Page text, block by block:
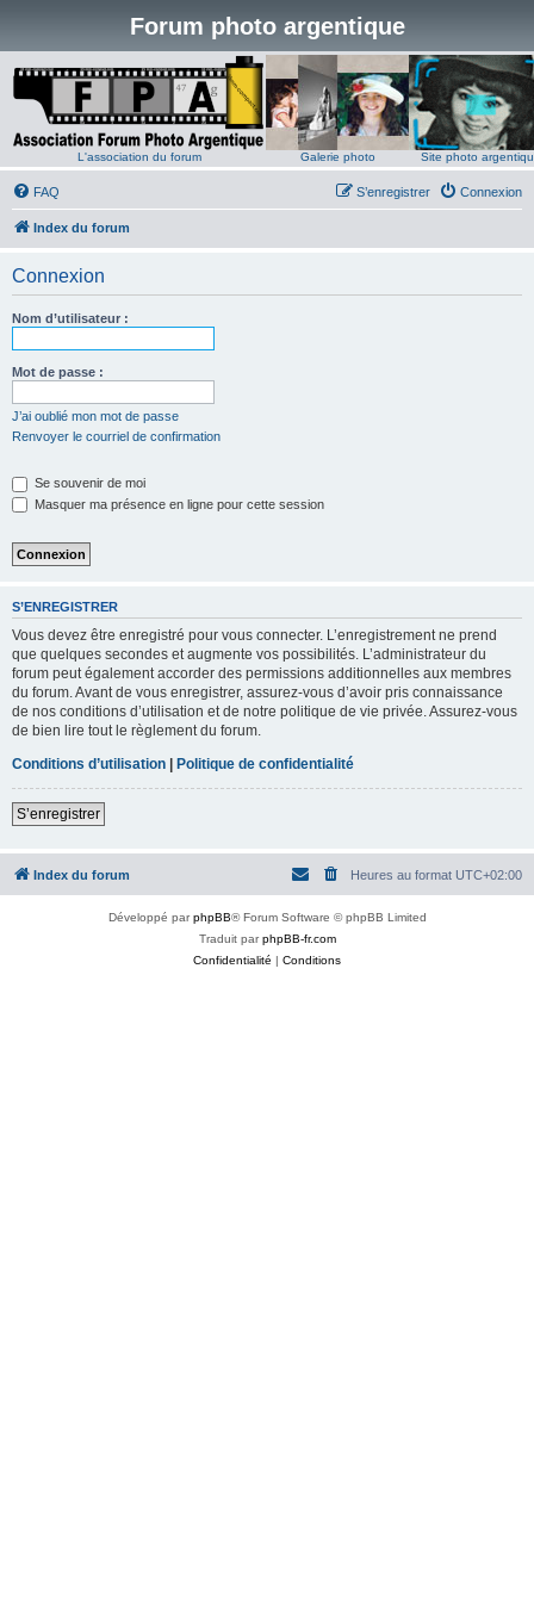
Forum photo argentique
L'association du forum Galerie photo Site photo
FAQ Connexion
S’enregistrer
Index du forum
Connexion
Nom d’utilisateur :
Mot de passe :
J’ai oublié mon mot de passe
Renvoyer le courriel de confirmation
Se souvenir de moi
Masquer ma présence en ligne pour cette session
S’ENREGISTRER
Vous devez être enregistré pour vous connecter. L’enregistrement ne prend
que quelques secondes et augmente vos possibilités. L’administrateur du
forum peut également accorder des permissions additionnelles aux membres
du forum. Avant de vous enregistrer, assurez-vous d’avoir pris connaissance
de nos conditions d’utilisation et de notre politique de vie privée. Assurez-vous
de bien lire tout le règlement du forum.
Conditions d’utilisation | Politique de confidentialité
S’enregistrer
Index du forum Heures au format UTC+02:00
Développé parphpBB® Forum Software © phpBB Limited
Traduit parphpBB-fr.com
Confidentialité | Conditions